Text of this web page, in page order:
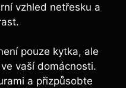
vzhled netřesku a
pouze⁤ kytka, ale
vaší domácnosti.
a přizpůsobte